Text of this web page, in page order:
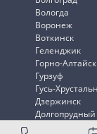
Вологда
Воронеж
Воткинск
Геленджик
Горно-Алтайск
Гурзуф
Гусь-
Дзержинск
Долгопрудный